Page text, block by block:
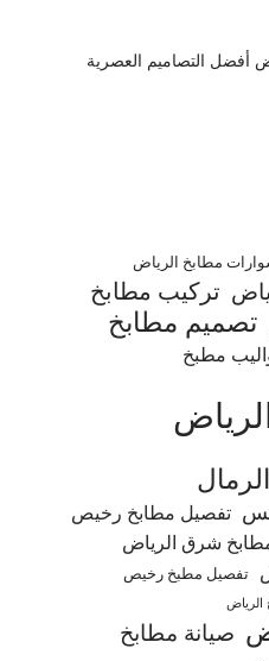
أفضل التصاميم العصرية
مطابخ الرياض
تركيب مطابخ
تصميم مطابخ
مطبخ
تفصيل مطابخ رخيص
شرق الرياض
تفصيل مطبخ رخيص
الرياض
صيانة مطابخ